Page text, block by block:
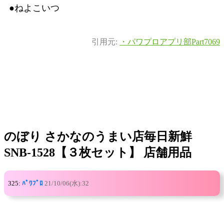
●ねよこいつ
引用元: ・パワプロアプリ部Part7069
のぼり さかなのうまい店毎日新鮮
SNB-1528【３枚セット】 店舗用品
325: ﾊﾟﾜﾌﾟﾛ 21/10/06(水):32